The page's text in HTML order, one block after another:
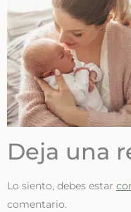
Deja una
Lo siento, debes estar
comentario.